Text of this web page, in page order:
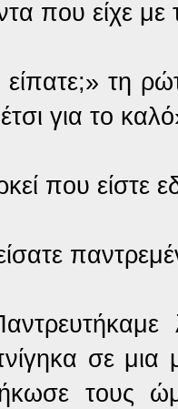
που είχε
είπατε;» τη
για το
που είστε
σε
τους